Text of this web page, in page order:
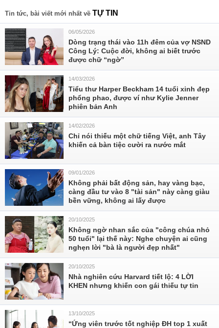
Tin tức, bài viết mới nhất về TỰ TIN
06/05/2026
Dòng trạng thái vào 11h đêm của vợ NSND
Công Lý: Cuộc đời, không ai biết trước
được chữ “ngờ”
14/03/2026
Tiểu thư Harper Beckham 14 tuổi xinh đẹp
phổng phao, được ví như Kylie Jenner
phiên bản Anh
14/02/2026
Chỉ nói thiếu một chữ tiếng Việt, anh Tây
khiến cả bàn tiệc cười ra nước mắt
09/01/2026
Không phải bất động sản, hay vàng bạc,
càng đầu tư vào 8 "tài sản" này càng giàu
bền vững, không ai lấy được
20/10/2025
Không ngờ nhan sắc của "công chúa nhỏ
50 tuổi" lại thế này: Nghe chuyện ai cũng
nghẹn lời "bà là người đẹp nhất"
20/10/2025
Nhà nghiên cứu Harvard tiết lộ: 4 LỜI
KHEN nhưng khiến con gái thiếu tự tin
13/10/2025
“Ứng viên trước tốt nghiệp ĐH top 1 xuất